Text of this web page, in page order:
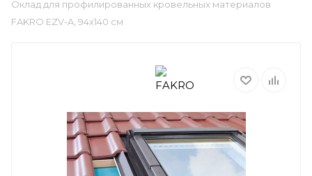
Оклад для профилированных кровельных материалов
FAKRO EZV-A, 94х140 см